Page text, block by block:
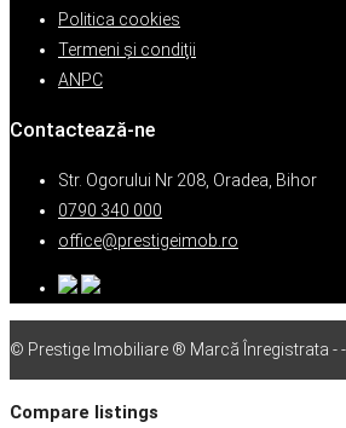
Politica cookies
Termeni şi condiţii
ANPC
Contactează-ne
Str. Ogorului Nr 208, Oradea, Bihor
0790 340 000
office@prestigeimob.ro
© Prestige Imobiliare ® Marcă Înregistrata -
Compare listings